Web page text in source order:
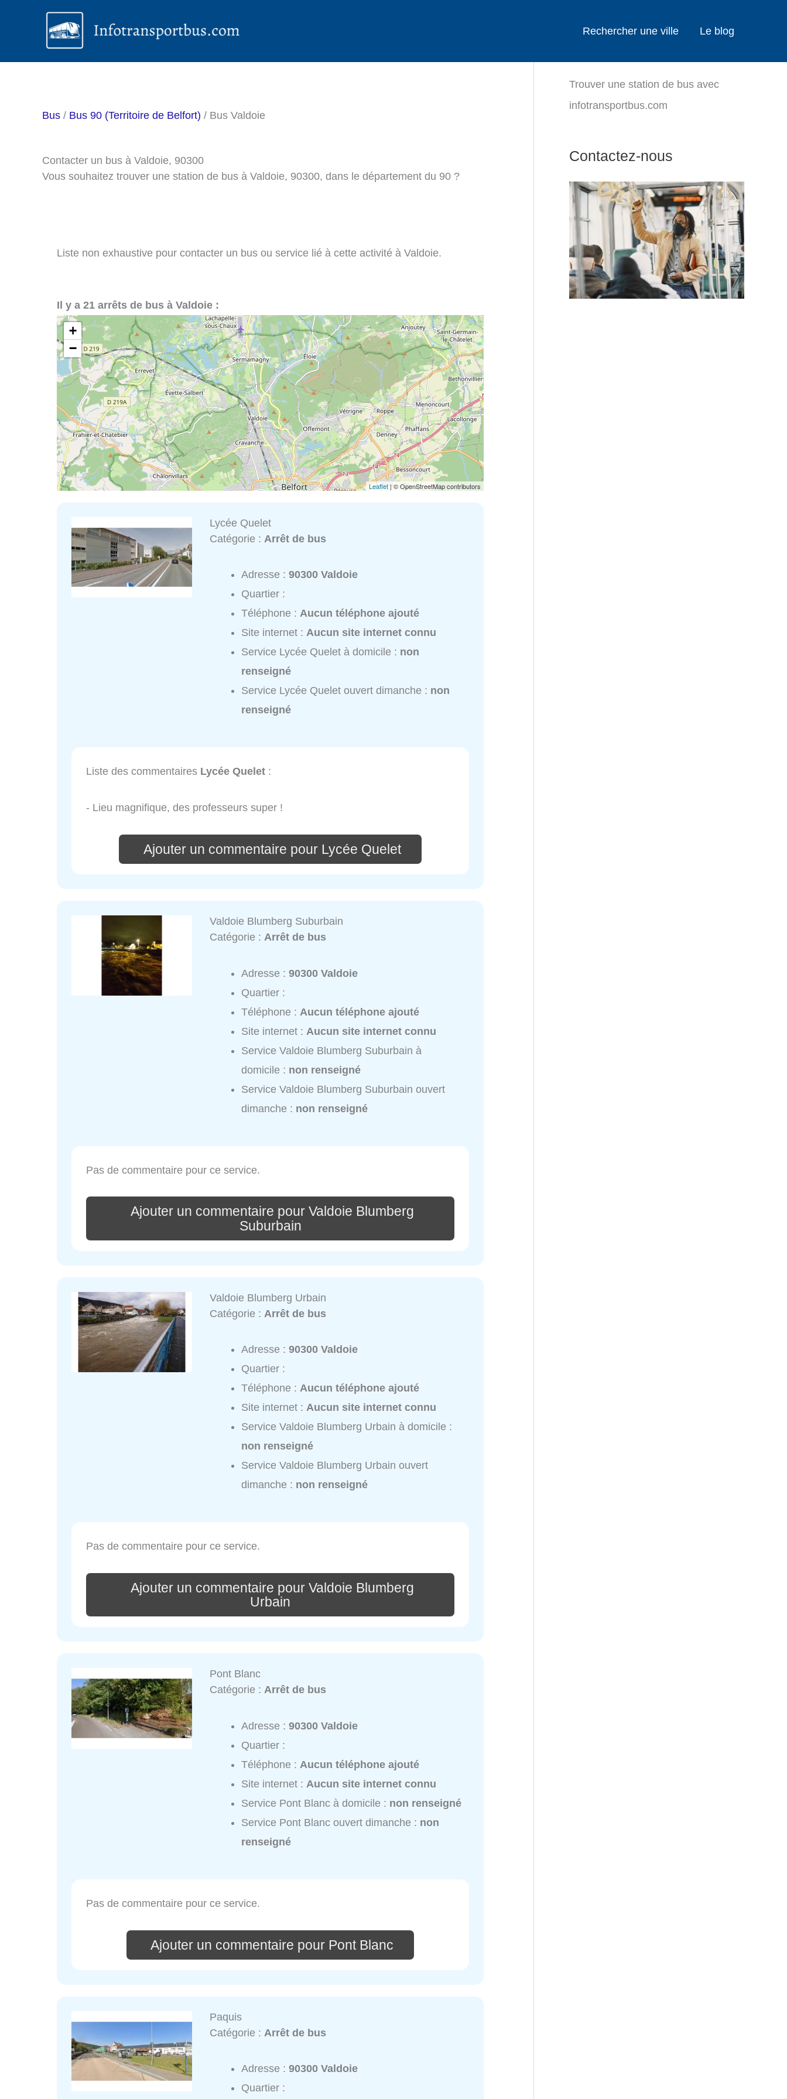
Rechercher une ville Le blog
Bus / Bus 90 (Territoire de Belfort) / Bus Valdoie
Contacter un bus à Valdoie, 90300
Vous souhaitez trouver une station de bus à Valdoie, 90300, dans le département du 90 ?
Liste non exhaustive pour contacter un bus ou service lié à cette activité à Valdoie.
Il y a 21 arrêts de bus à Valdoie :
+
−
Leaflet | © OpenStreetMap contributors
Lycée Quelet
Catégorie : Arrêt de bus
Adresse :90300 Valdoie
Quartier :
Téléphone :Aucun téléphone ajouté
Site internet :Aucun site internet connu
Service Lycée Quelet à domicile : non
renseigné
Service Lycée Quelet ouvert dimanche : non
renseigné
Liste des commentaires Lycée Quelet :
- Lieu magnifique, des professeurs super !
Ajouter un commentaire pour Lycée Quelet
Valdoie Blumberg Suburbain
Catégorie : Arrêt de bus
Adresse :90300 Valdoie
Quartier :
Téléphone : Aucun téléphone ajouté
Site internet : Aucun site internet connu
Service Valdoie Blumberg Suburbain à
domicile : non renseigné
Service Valdoie Blumberg Suburbain ouvert
dimanche : non renseigné
Pas de commentaire pour ce service.
Ajouter un commentaire pour Valdoie Blumberg
Suburbain
Valdoie Blumberg Urbain
Catégorie : Arrêt de bus
Adresse :90300 Valdoie
Quartier :
Téléphone :Aucun téléphone ajouté
Site internet :Aucun site internet connu
Service Valdoie Blumberg Urbain à domicile :
non renseigné
Service Valdoie Blumberg Urbain ouvert
dimanche : non renseigné
Pas de commentaire pour ce service.
Ajouter un commentaire pour Valdoie Blumberg
Urbain
Pont Blanc
Catégorie :Arrêt de bus
Adresse :90300 Valdoie
Quartier :
Téléphone :Aucun téléphone ajouté
Site internet :Aucun site internet connu
Service Pont Blanc à domicile : non renseigné
Service Pont Blanc ouvert dimanche : non
renseigné
Pas de commentaire pour ce service.
Ajouter un commentaire pour Pont Blanc
Paquis
Catégorie : Arrêt de bus
Adresse :90300 Valdoie
Quartier :
Trouver une station de bus avec
infotransportbus.com
Contactez-nous